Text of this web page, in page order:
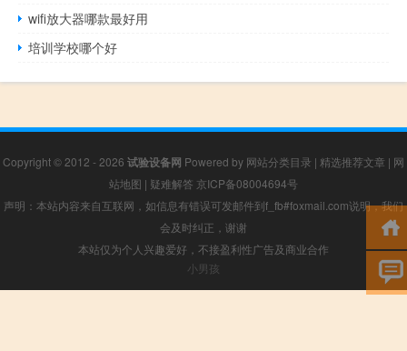
wifi放大器哪款最好用
培训学校哪个好
Copyright © 2012 - 2026 试验设备网 Powered by 网站分类目录 | 精选推荐文章 | 网
站地图 | 疑难解答 京ICP备08004694号
声明：本站内容来自互联网，如信息有错误可发邮件到f_fb#foxmail.com说明，我们
会及时纠正，谢谢
本站仅为个人兴趣爱好，不接盈利性广告及商业合作
小男孩